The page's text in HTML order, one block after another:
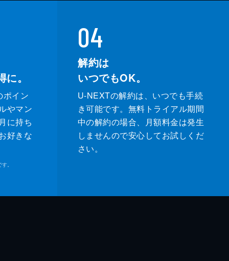
。
ポイン
やマン
に持ち
好きな
。
04
解約は
いつでもOK。
U-NEXTの解約は、いつでも手続
き可能です。無料トライアル期間
中の解約の場合、月額料金は発生
しませんので安心してお試しくだ
さい。